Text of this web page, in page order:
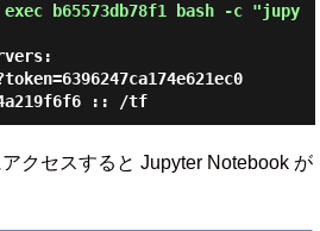
exec b65573db78f1 bash -c "jupy
aab5fb230953d4bfaf0c4a219f6f6 :: /tf
クセスすると Jupyter Notebook が